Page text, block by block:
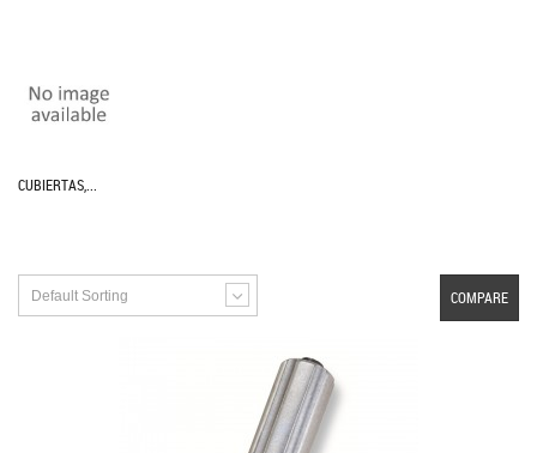
CUBIERTAS,...
Default Sorting COMPARE